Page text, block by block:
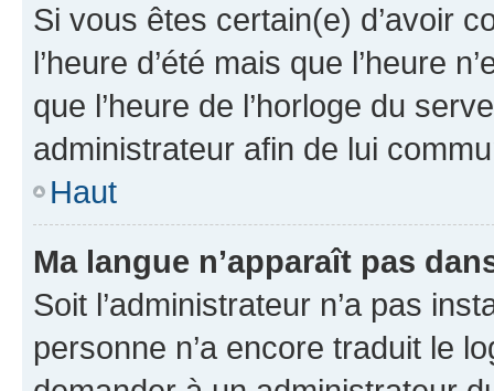
Si vous êtes certain(e) d’avoir
l’heure d’été mais que l’heure
que l’heure de l’horloge du
administrateur afin de lui
Haut
Ma langue n’apparaît pas
Soit l’administrateur n’a pas
personne n’a encore traduit le